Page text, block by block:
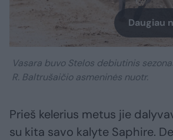
Daugiau
Vasara buvo Stelos debiutinis
R. Baltrušaičio asmeninės nuotr.
Prieš kelerius metus jie
su kita savo kalyte Saphire.